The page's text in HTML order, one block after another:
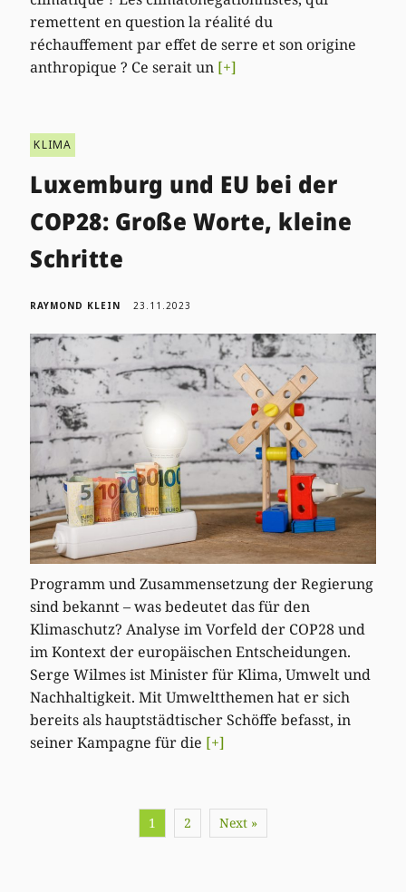
remettent en question la réalité du
réchauffement par effet de serre et son origine
anthropique ? Ce serait un [+]
KLIMA
Luxemburg und EU bei der
COP28: Große Worte, kleine
Schritte
RAYMOND KLEIN 23.11.2023
Programm und Zusammensetzung der Regierung
sind bekannt – was bedeutet das für den
Klimaschutz? Analyse im Vorfeld der COP28 und
im Kontext der europäischen Entscheidungen.
Serge Wilmes ist Minister für Klima, Umwelt und
Nachhaltigkeit. Mit Umweltthemen hat er sich
bereits als hauptstädtischer Schöffe befasst, in
seiner Kampagne für die [+]
1 2 Next »